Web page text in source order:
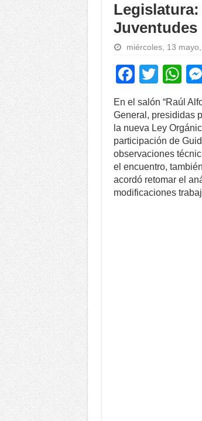
Legislatura:
Juventudes
miércoles, 13
F
a
c
e
b
o
o
T
wi
tt
er
W
h
at
s
A
p
p
En el salón “Raúl
General, presididas
la nueva Ley
participación de
observaciones
el encuentro,
acordó retomar el
modificaciones